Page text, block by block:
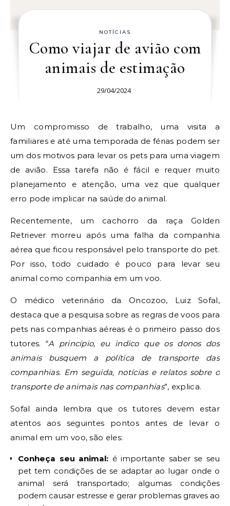
NOTÍCIAS
Como viajar de avião com
animais de estimação
29/04/2024
Um compromisso de trabalho, uma visita a
familiares e até uma temporada de férias podem ser
um dos motivos para levar os pets para uma viagem
de avião. Essa tarefa não é fácil e requer muito
planejamento e atenção, uma vez que qualquer
erro pode implicar na saúde do animal.
Recentemente, um cachorro da raça Golden
Retriever morreu após uma falha da companhia
aérea que ficou responsável pelo transporte do pet.
Por isso, todo cuidado é pouco para levar seu
animal como companhia em um voo.
O médico veterinário da Oncozoo, Luiz Sofal,
destaca que a pesquisa sobre as regras de voos para
pets nas companhias aéreas é o primeiro passo dos
tutores. “A princípio, eu indico que os donos dos
animais busquem a política de transporte das
companhias. Em seguida, notícias e relatos sobre o
transporte de animais nas companhias”, explica.
Sofal ainda lembra que os tutores devem estar
atentos aos seguintes pontos antes de levar o
animal em um voo, são eles:
Conheça seu animal: é importante saber se seu
pet tem condições de se adaptar ao lugar onde o
animal será transportado; algumas condições
podem causar estresse e gerar problemas graves ao